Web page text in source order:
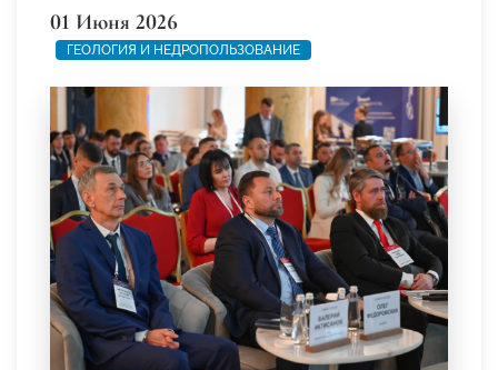
01 Июня 2026
ГЕОЛОГИЯ И НЕДРОПОЛЬЗОВАНИЕ